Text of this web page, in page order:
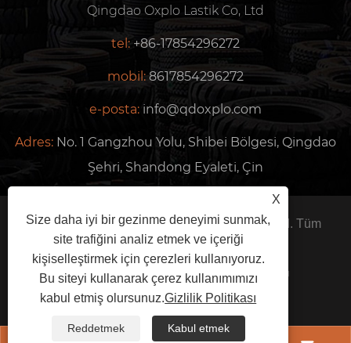
Qingdao Oxplo Lastik Co, Ltd
tel: +86-17854296272
mobil:8617854296272
e-posta: info@qdoxplo.com
Adres: No. 1 Gangzhou Yolu, Shibei Bölgesi, Qingdao
Şehri, Shandong Eyaleti, Çin
Telif Hakkı © 2024 Qingdao Oxplo Tire Co., Ltd. Tüm
Hakları Saklıdır.
Links Sitemap XML Gizlilik Politikası
X
Size daha iyi bir gezinme deneyimi sunmak,
site trafiğini analiz etmek ve içeriği
kişiselleştirmek için çerezleri kullanıyoruz.
Bu siteyi kullanarak çerez kullanımımızı
kabul etmiş olursunuz.Gizlilik Politikası
Reddetmek Kabul etmek